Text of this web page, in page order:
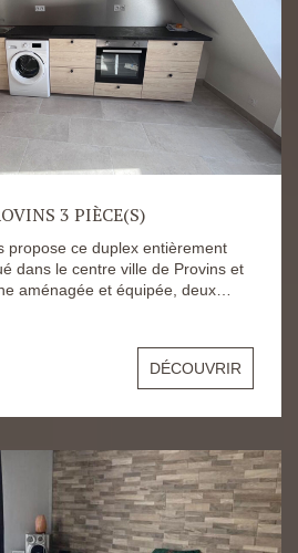
3 PIÈCE(S)
propose ce duplex entièrement
dans le centre ville de Provins et
aménagée et équipée, deux
sur le site Géorisques :DÉCOUVRIR